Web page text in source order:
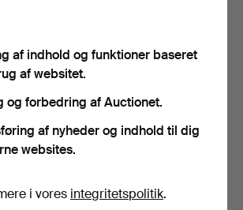
impo…
HALLBERG, Stockh…
af indhold og funktioner baseret
af websitet.
og forbedring af Auctionet.
af nyheder og indhold til dig
websites.
i vores integritetspolitik.